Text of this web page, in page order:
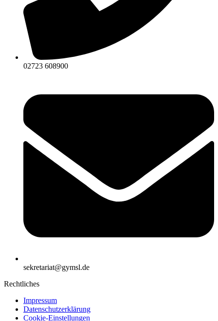
02723 608900
sekretariat@gymsl.de
Rechtliches
Impressum
Datenschutzerklärung
Cookie-Einstellungen